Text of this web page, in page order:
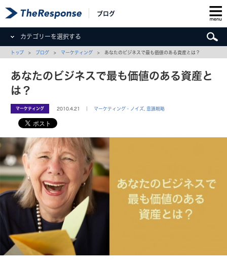
ブログ
カテゴリーを選択する
トップ > ブログ > マーケティング > あなたのビジネスで最も価値のある資産とは？
あなたのビジネスで最も価値のある資産と
は？
マーケティング 2010.4.21 ｜ マーケティング・ノイズ ,意識戦略